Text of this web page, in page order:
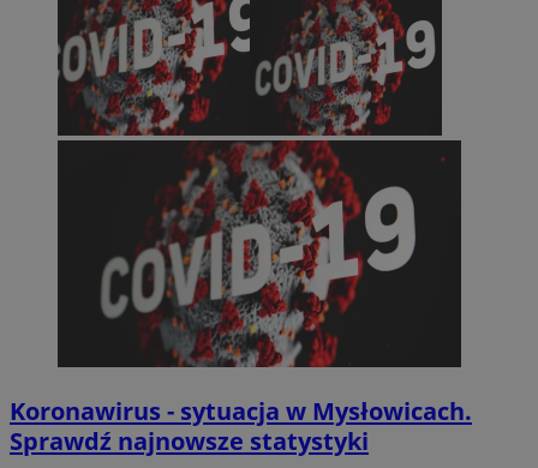
Koronawirus - sytuacja w Mysłowicach.
Sprawdź najnowsze statystyki